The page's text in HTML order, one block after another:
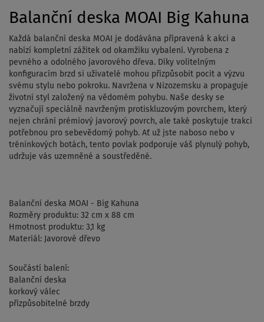
Balanční deska MOAI Big Kahuna
Každá balanční deska MOAI je dodávána připravená k akci a
nabízí kompletní zážitek od okamžiku vybalení. Vyrobena z
pevného a odolného javorového dřeva. Díky volitelným
konfiguracím brzd si uživatelé mohou přizpůsobit pocit a výzvu
svému stylu nebo pokroku. Navržena v Nizozemsku a propaguje
životní styl založený na vědomém pohybu. Naše desky se
vyznačují speciálně navrženým protiskluzovým povrchem, který
nejen chrání prémiový javorový povrch, ale také poskytuje trakci
potřebnou pro sebevědomý pohyb. Ať už jste naboso nebo v
tréninkových botách, tento povlak podporuje váš plynulý pohyb,
udržuje vás uzemněné a soustředěné.
Balanční deska MOAI - Big Kahuna
Rozměry produktu: 32 cm x 88 cm
Hmotnost produktu: 3,1 kg
Materiál: Javorové dřevo
Součástí balení:
Balanční deska
korkový válec
přizpůsobitelné brzdy